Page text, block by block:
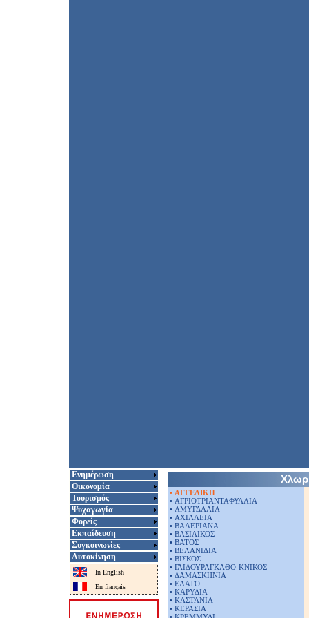
Ενημέρωση
Οικονομία
Τουρισμός
Ψυχαγωγία
Φορείς
Εκπαίδευση
Συγκοινωνίες
Αυτοκίνηση
In English
En français
• ΑΓΓΕΛΙΚΗ
• ΑΓΡΙΟΤΡΙΑΝΤΑΦΥΛΛΙΑ
• ΑΜΥΓΔΑΛΙΑ
• ΑΧΙΛΛΕΙΑ
• ΒΑΛΕΡΙΑΝΑ
• ΒΑΣΙΛΙΚΟΣ
• ΒΑΤΟΣ
• ΒΕΛΑΝΙΔΙΑ
• ΒΙΣΚΟΣ
• ΓΑΙΔΟΥΡΑΓΚΑΘΟ-ΚΝΙΚΟΣ
• ΔΑΜΑΣΚΗΝΙΑ
• ΕΛΑΤΟ
• ΚΑΡΥΔΙΑ
• ΚΑΣΤΑΝΙΑ
• ΚΕΡΑΣΙΑ